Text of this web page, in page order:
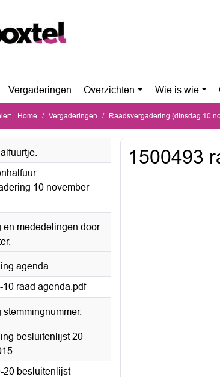
Vergaderingen Overzichten Wie is wie
Home Vergaderingen Raadsvergadering (dinsdag 10
10 november
en mededelingen door
agenda.
10 raad agenda.pdf
stemmingnummer.
besluitenlijst 20
20 besluitenlijst
1500493